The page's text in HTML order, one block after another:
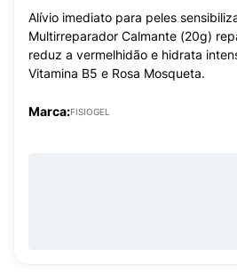
Alívio imediato para peles
Multirreparador Calmante (20g)
reduz a vermelhidão e hidrata
Vitamina B5 e Rosa Mosqueta.
Marca:FISIOGEL